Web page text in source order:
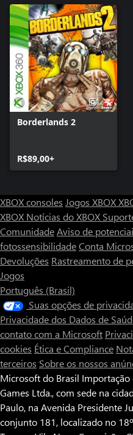
Borderlands 2
R$89,00+
XBOX consoles Jogos XBOX
XBOX Notícias do XBOX
ComunidadeAviso de
fotossensibilidadeConta
Devoluções Rastreamento de
Jogos
Português (Brasil)
Suas opções de
Privacidade dos Dados de
contato com a Microsoft
cookies Ética e Compliance
terceiros Sobre os nossos
Microsoft do Brasil
Games Ltda., com sede na
Paulo, na Avenida Presidente
conjunto 181, localizado no